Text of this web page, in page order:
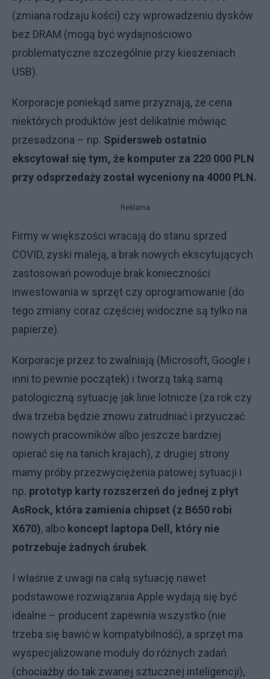
(zmiana rodzaju kości) czy wprowadzeniu dysków
bez DRAM (mogą być wydajnościowo
problematyczne szczególnie przy kieszeniach
USB).
Korporacje poniekąd same przyznają, że cena
niektórych produktów jest delikatnie mówiąc
przesadzona – np. Spidersweb ostatnio
ekscytował się tym, że komputer za 220 000 PLN
przy odsprzedaży został wyceniony na 4000 PLN.
Reklama
Firmy w większości wracają do stanu sprzed
COVID, zyski maleją, a brak nowych ekscytujących
zastosowań powoduje brak konieczności
inwestowania w sprzęt czy oprogramowanie (do
tego zmiany coraz częściej widoczne są tylko na
papierze).
Korporacje przez to zwalniają (Microsoft, Google i
inni to pewnie początek) i tworzą taką samą
patologiczną sytuację jak linie lotnicze (za rok czy
dwa trzeba będzie znowu zatrudniać i przyuczać
nowych pracowników albo jeszcze bardziej
opierać się na tanich krajach), z drugiej strony
mamy próby przezwyciężenia patowej sytuacji i
np. prototyp karty rozszerzeń do jednej z płyt
AsRock, która zamienia chipset (z B650 robi
X670), albo koncept laptopa Dell, który nie
potrzebuje żadnych śrubek.
I właśnie z uwagi na całą sytuację nawet
podstawowe rozwiązania Apple wydają się być
idealne – producent zapewnia wszystko (nie
trzeba się bawić w kompatybilność), a sprzęt ma
wyspecjalizowane moduły do różnych zadań
(chociażby do tak zwanej sztucznej inteligencji),